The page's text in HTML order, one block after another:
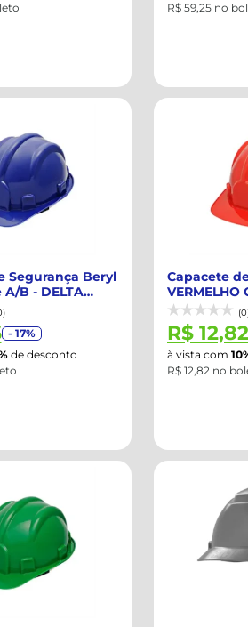
R$ 59,25 no
Segurança Beryl
A/B - DELTA
- 17%
de desconto
Capacete
VERMELHO
DELTA
R$ 12,82
à vista com
R$ 12,82 no